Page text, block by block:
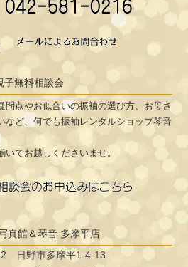
子無料相談会
問点やお似合いの振袖の選び方、お母さ
など、何でも振袖レンタルショップ琴音
でお越しくださいませ。
真館＆琴音 多摩平店
日野市多摩平1-4-13